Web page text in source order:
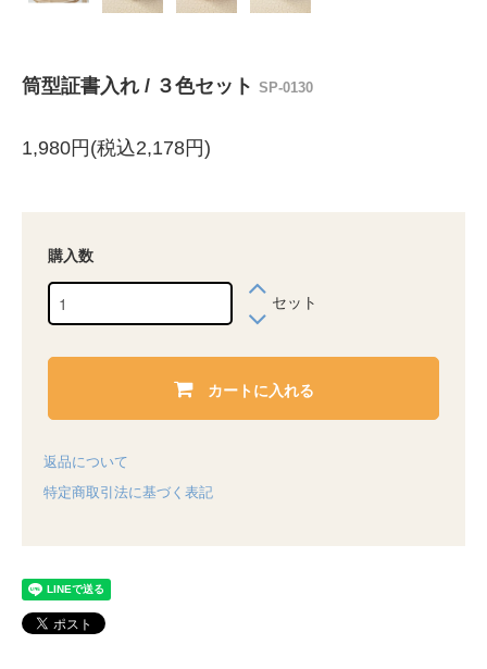
筒型証書入れ / ３色セット SP-0130
1,980円(税込2,178円)
購入数
セット
カートに入れる
返品について
特定商取引法に基づく表記